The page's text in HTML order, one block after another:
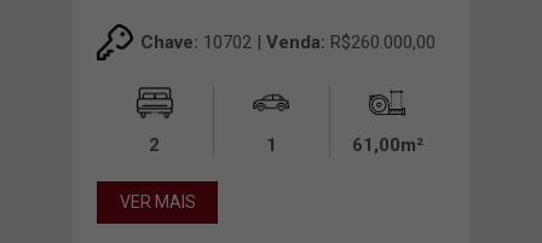
Chave: 10702 | Venda: R$260.000,00
2 1 61,00m²
VER MAIS